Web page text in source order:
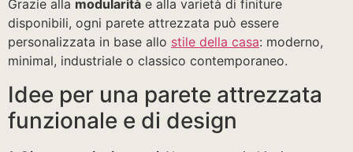
Grazie alla modularità e alla varietà di finiture
disponibili, ogni parete attrezzata può essere
personalizzata in base allo stile della casa: moderno,
minimal, industriale o classico contemporaneo.
Idee per una parete attrezzata
funzionale e di design